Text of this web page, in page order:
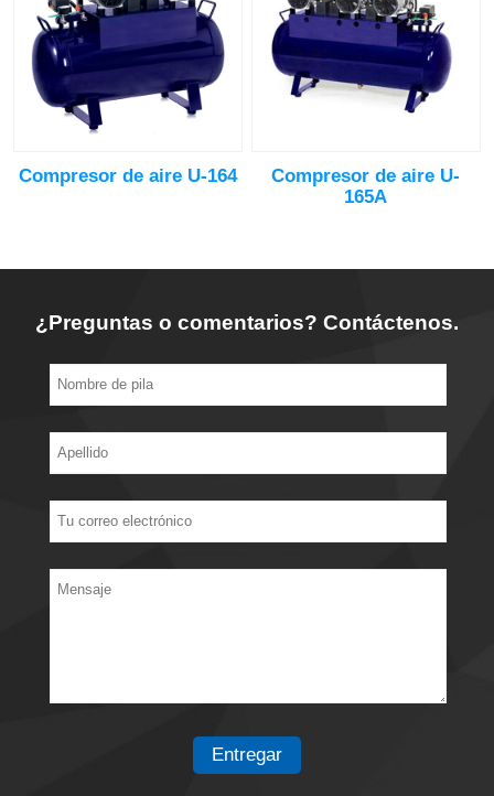
Compresor de aire U-164
Compresor de aire U-
165A
¿Preguntas o comentarios? Contáctenos.